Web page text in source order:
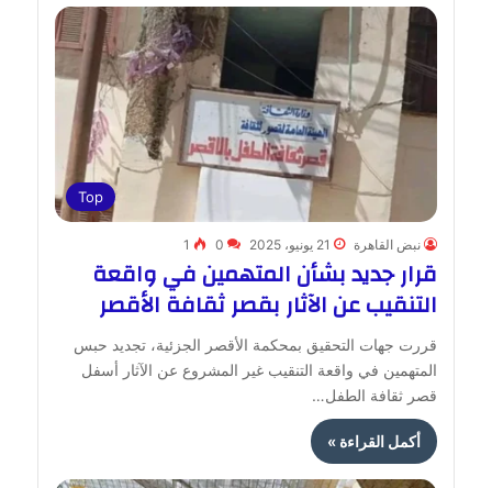
Top
نبض القاهرة 21 يونيو، 2025 0
1
قرار جديد بشأن المتهمين في واقعة
التنقيب عن الآثار بقصر ثقافة الأقصر
قررت جهات التحقيق بمحكمة الأقصر الجزئية، تجديد حبس
المتهمين في واقعة التنقيب غير المشروع عن الآثار أسفل
قصر ثقافة الطفل…
أكمل القراءة »